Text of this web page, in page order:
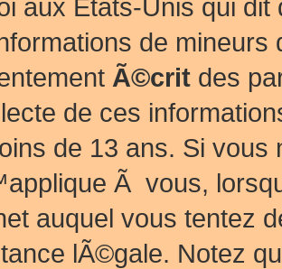
aux Etats-Unis qui
de mineurs
Ã©crit des
de ces
de 13 ans. Si
Ã vous,
auquel vous tentez
lÃ©gale. Notez